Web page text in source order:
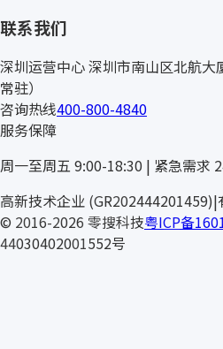
联系我们
深圳运营中心深圳市南山区北航大
常驻）
咨询热线400-800-4840
服务保障
周一至周五 9:00-18:30 | 紧急需求
高新技术企业 (GR202444201459)|
© 2016-2026 零搜科技粤ICP备
44030402001552号